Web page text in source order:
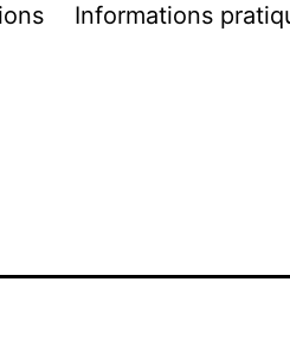
Informations